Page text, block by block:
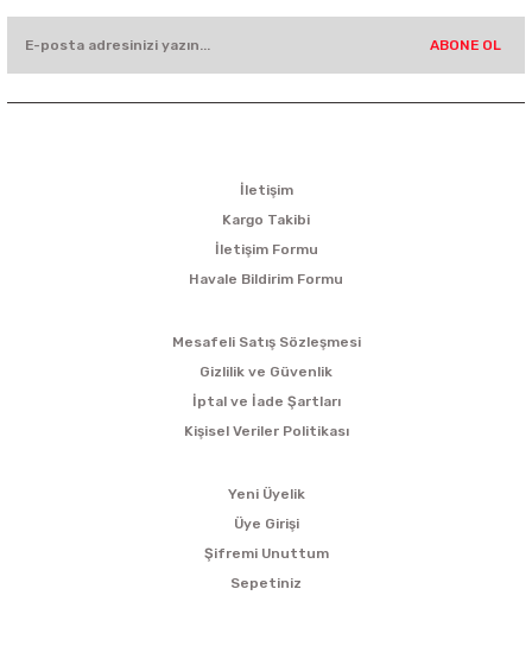
ABONE OL
İletişim
Kargo Takibi
İletişim Formu
Havale Bildirim Formu
Mesafeli Satış Sözleşmesi
Gizlilik ve Güvenlik
İptal ve İade Şartları
Kişisel Veriler Politikası
Yeni Üyelik
Üye Girişi
Şifremi Unuttum
Sepetiniz